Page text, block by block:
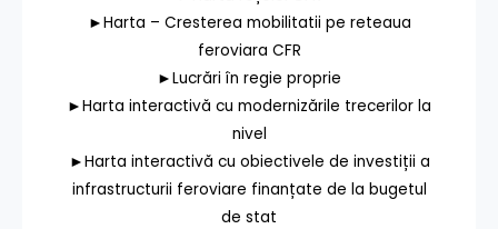
►Harta – Cresterea mobilitatii pe reteaua
feroviara CFR
►Lucrări în regie proprie
►Harta interactivă cu modernizările trecerilor la
nivel
►Harta interactivă cu obiectivele de investiții a
infrastructurii feroviare finanțate de la bugetul
de stat